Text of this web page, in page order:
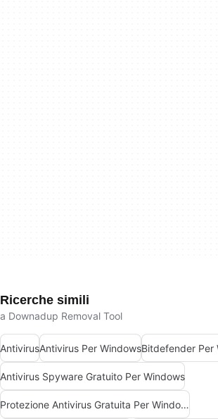
Ricerche simili
a Downadup Removal Tool
AntivirusAntivirus Per WindowsBitdefender Per
Antivirus Spyware Gratuito Per Windows
Protezione Antivirus Gratuita Per Windows